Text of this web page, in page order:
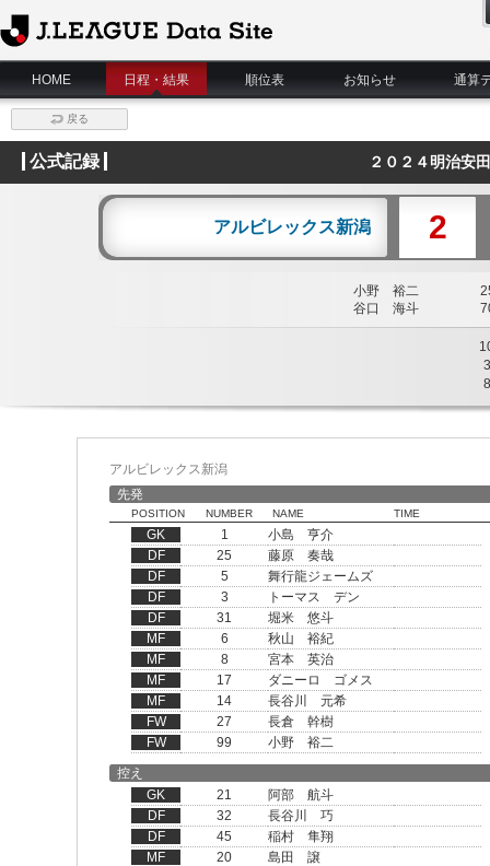
J.League Data Site
HOME
日程・結果 順位表 お知らせ 通算
戻る
公式記録 ２０２４明治安
アルビレックス新潟 2
小野 裕二
谷口 海斗
3
8
アルビレックス新潟
先発
POSITION NUMBER NAME TIME
GK 1
小島 亨介
DF
25
藤原 奏哉
DF
5
舞行龍ジェームズ
DF
3
トーマス デン
DF
31
堀米 悠斗
MF
6
秋山 裕紀
MF
8
宮本 英治
MF
17
ダニーロ ゴメス
MF
14
長谷川 元希
FW
27
長倉 幹樹
FW
99
小野 裕二
控え
GK
21
阿部 航斗
DF
32
長谷川 巧
DF
45
稲村 隼翔
MF
20
島田 譲